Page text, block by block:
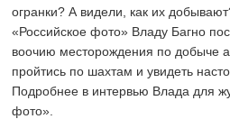
огранки? А видели, как их
«Российское фото» Владу Багно
воочию месторождения по добыче
пройтись по шахтам и увидеть
Подробнее в интервью Влада для
фото».